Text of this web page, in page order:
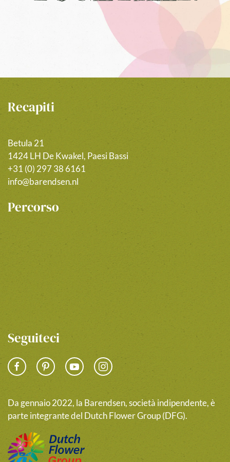
Recapiti
Betula 21
1424 LH De Kwakel, Paesi Bassi
+31 (0) 297 38 6161
info@barendsen.nl
Percorso
Seguiteci
Da gennaio 2022, la Barendsen, società indipendente, è
parte integrante del Dutch Flower Group (DFG).